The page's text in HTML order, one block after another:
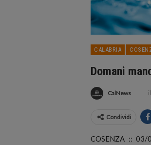
CALABRIA
Domani
CalNews il
Condividi
COSENZA ::